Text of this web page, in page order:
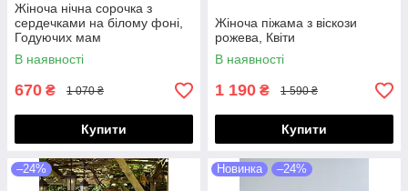
Жіноча нічна сорочка з
сердечками на білому фоні,
Годуючих мам
В наявності
670 ₴ 1 070 ₴
Купити
Жіноча піжама з віскози
рожева, Квіти
В наявності
1 190 ₴ 1 590 ₴
Купити
–24% Новинка –24%